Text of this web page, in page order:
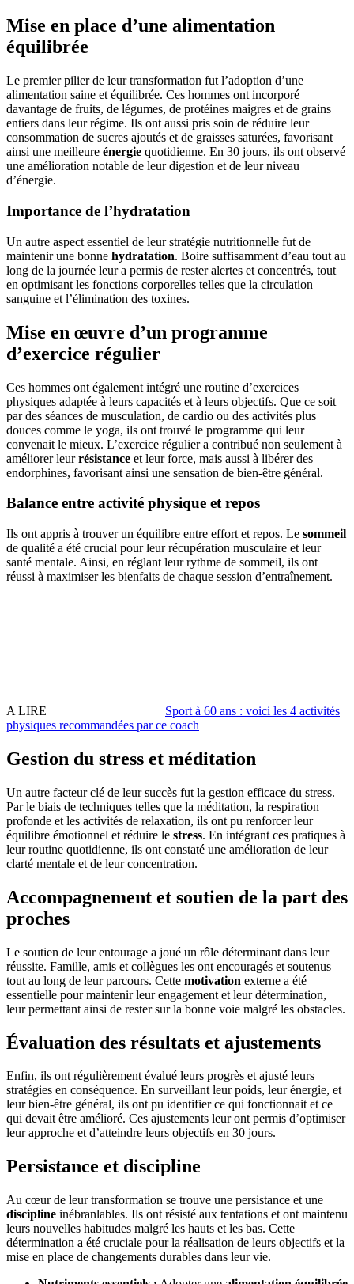
Mise en place d’une alimentation
équilibrée
Le premier pilier de leur transformation fut l’adoption d’une
alimentation saine et équilibrée. Ces hommes ont incorporé
davantage de fruits, de légumes, de protéines maigres et de grains
entiers dans leur régime. Ils ont aussi pris soin de réduire leur
consommation de sucres ajoutés et de graisses saturées, favorisant
ainsi une meilleure énergie quotidienne. En 30 jours, ils ont observé
une amélioration notable de leur digestion et de leur niveau
d’énergie.
Importance de l’hydratation
Un autre aspect essentiel de leur stratégie nutritionnelle fut de
maintenir une bonne hydratation. Boire suffisamment d’eau tout au
long de la journée leur a permis de rester alertes et concentrés, tout
en optimisant les fonctions corporelles telles que la circulation
sanguine et l’élimination des toxines.
Mise en œuvre d’un programme
d’exercice régulier
Ces hommes ont également intégré une routine d’exercices
physiques adaptée à leurs capacités et à leurs objectifs. Que ce soit
par des séances de musculation, de cardio ou des activités plus
douces comme le yoga, ils ont trouvé le programme qui leur
convenait le mieux. L’exercice régulier a contribué non seulement à
améliorer leurrésistance et leur force, mais aussi à libérer des
endorphines, favorisant ainsi une sensation de bien-être général.
Balance entre activité physique et repos
Ils ont appris à trouver un équilibre entre effort et repos. Le sommeil
de qualité a été crucial pour leur récupération musculaire et leur
santé mentale. Ainsi, en réglant leur rythme de sommeil, ils ont
réussi à maximiser les bienfaits de chaque session d’entraînement.
A LIRE
Sport à 60 ans : voici les 4 activités
physiques recommandées par ce coach
Gestion du stress et méditation
Un autre facteur clé de leur succès fut la gestion efficace du stress.
Par le biais de techniques telles que la méditation, la respiration
profonde et les activités de relaxation, ils ont pu renforcer leur
équilibre émotionnel et réduire le stress. En intégrant ces pratiques à
leur routine quotidienne, ils ont constaté une amélioration de leur
clarté mentale et de leur concentration.
Accompagnement et soutien de la part des
proches
Le soutien de leur entourage a joué un rôle déterminant dans leur
réussite. Famille, amis et collègues les ont encouragés et soutenus
tout au long de leur parcours. Cette motivation externe a été
essentielle pour maintenir leur engagement et leur détermination,
leur permettant ainsi de rester sur la bonne voie malgré les obstacles.
Évaluation des résultats et ajustements
Enfin, ils ont régulièrement évalué leurs progrès et ajusté leurs
stratégies en conséquence. En surveillant leur poids, leur énergie, et
leur bien-être général, ils ont pu identifier ce qui fonctionnait et ce
qui devait être amélioré. Ces ajustements leur ont permis d’optimiser
leur approche et d’atteindre leurs objectifs en 30 jours.
Persistance et discipline
Au cœur de leur transformation se trouve une persistance et une
discipline inébranlables. Ils ont résisté aux tentations et ont maintenu
leurs nouvelles habitudes malgré les hauts et les bas. Cette
détermination a été cruciale pour la réalisation de leurs objectifs et la
mise en place de changements durables dans leur vie.